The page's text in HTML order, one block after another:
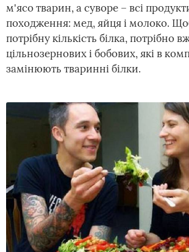
м'ясо тварин, а суворе – всі
походження: мед, яйця і молоко.
потрібну кількість білка, потрібно
цільнозернових і бобових, які в
замінюють тваринні білки.